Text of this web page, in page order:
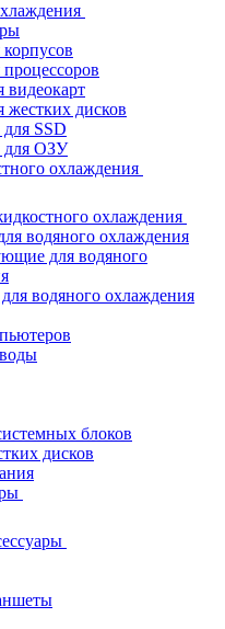
видеокарт
жестких дисков
SSD
для ОЗУ
охлаждения
охлаждения
водяного охлаждения
для водяного
водяного охлаждения
блоков
дисков